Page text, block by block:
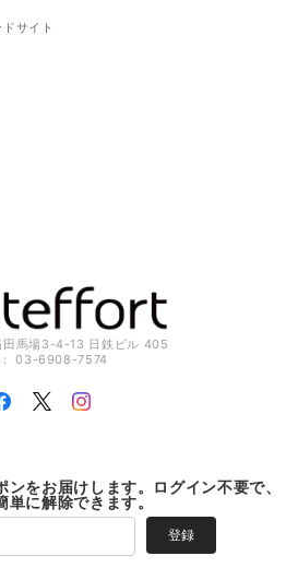
サイト
田馬場3-4-13 日鉄ビル 405
03-6908-7574
をお届けします。ログイン不要で、
単に解除できます。
登録